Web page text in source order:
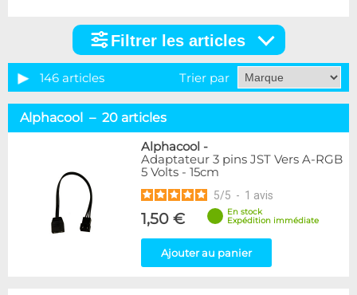
articles
Catégorie
Câbles Gainés
30
20
Boutons & Interrupteurs
3
Lumières
38
Stickers
20
Filtrer les articles
146 articles Trier par
Alphacool – 20 articles
Alphacool -
Adaptateur 3 pins JST Vers A-RGB
5 Volts - 15cm
5/5 - 1 avis
1,50 €
En stock
Expédition immédiate
Ajouter au panier